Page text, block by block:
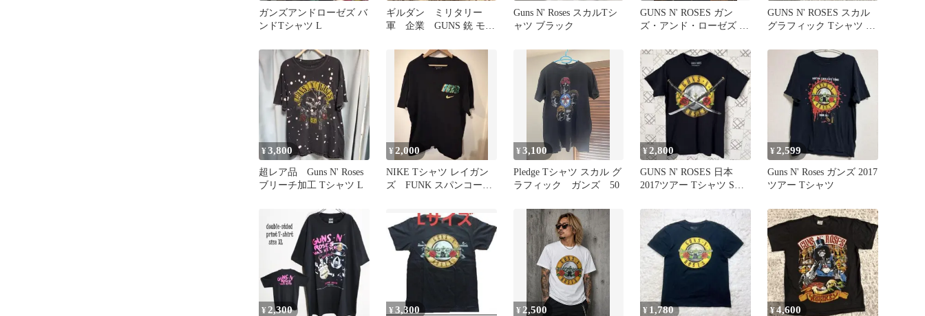
ガンズアンドローゼズ バ
ンドTシャツ L
ギルダン ミリタリー
軍 企業 GUNS 銃 モチ
Guns N' Roses スカルTシ
ャツ ブラック
GUNS N' ROSES ガン
ズ・アンド・ローゼズ T
GUNS N' ROSES スカル
グラフィック Tシャツ ブ
¥3,800
超レア品 Guns N' Roses
ブリーチ加工 Tシャツ L
¥2,000
NIKE Tシャツ レイガン
ズ FUNK スパンコール
¥3,100
Pledge Tシャツ スカル グ
ラフィック ガンズ 50
¥2,800
GUNS N' ROSES 日本
2017ツアー Tシャツ Sサ
¥2,599
Guns N' Roses ガンズ 2017
ツアー Tシャツ
¥2,300 ¥ 3,300 ¥ 2,500 ¥ 1,780 ¥4,600